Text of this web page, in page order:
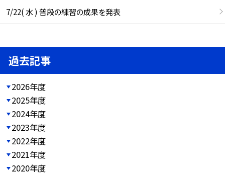
7/22( 水 ) 普段の練習の成果を発表
過去記事
2026年度
2025年度
2024年度
2023年度
2022年度
2021年度
2020年度